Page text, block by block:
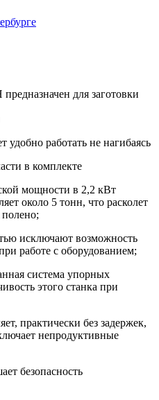
для заготовки
работать не нагибаясь
в комплекте
мощности в 2,2 кВт
около 5 тонн, что расколет
исключают возможность
работе с оборудованием;
система упорных
этого станка при
практически без задержек,
непродуктивные
безопасность